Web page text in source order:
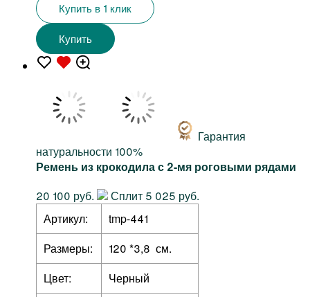
Купить в 1 клик
Купить
Гарантия
натуральности 100%
Ремень из крокодила с 2-мя роговыми рядами
20 100 руб.
Сплит 5 025 руб.
Артикул:
tmp-441
Размеры:
120 *3,8 см.
Цвет:
Черный